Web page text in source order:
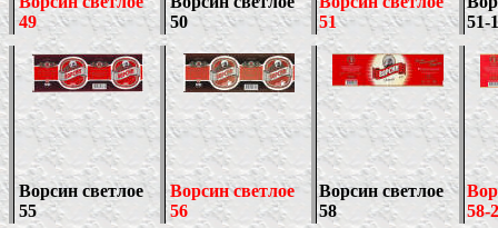
49
50
51
51-1
Ворсин светлое
55
Ворсин светлое
56
Ворсин светлое
58
58-2